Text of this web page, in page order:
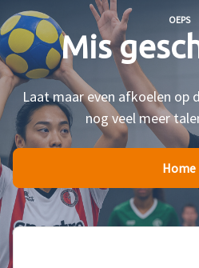
OEPS
Mis
Laat maar even afkoelen op
nog veel meer
Home